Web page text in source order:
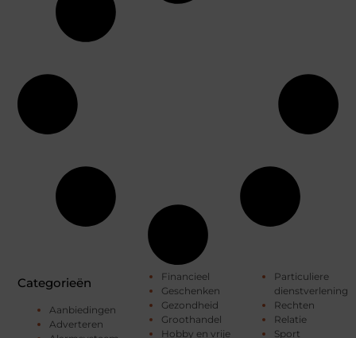
Categorieën
Aanbiedingen
Adverteren
Financieel
Geschenken
Gezondheid
Groothandel
Hobby en vrije
Particuliere
dienstverlening
Rechten
Relatie
Sport